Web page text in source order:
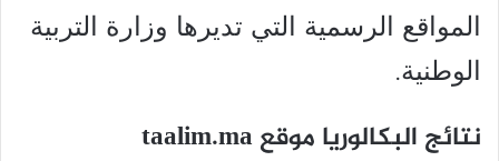
المواقع الرسمية التي تديرها وزارة التربية
الوطنية.
نتائج البكالوريا موقع taalim.ma